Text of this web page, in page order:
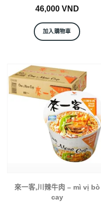
46,000 VND
加入購物車
來一客,川辣牛肉 – mì vị bò
cay